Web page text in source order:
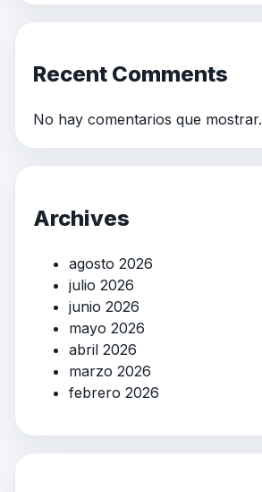
Recent Comments
No hay comentarios que mostrar.
Archives
agosto 2026
julio 2026
junio 2026
mayo 2026
abril 2026
marzo 2026
febrero 2026